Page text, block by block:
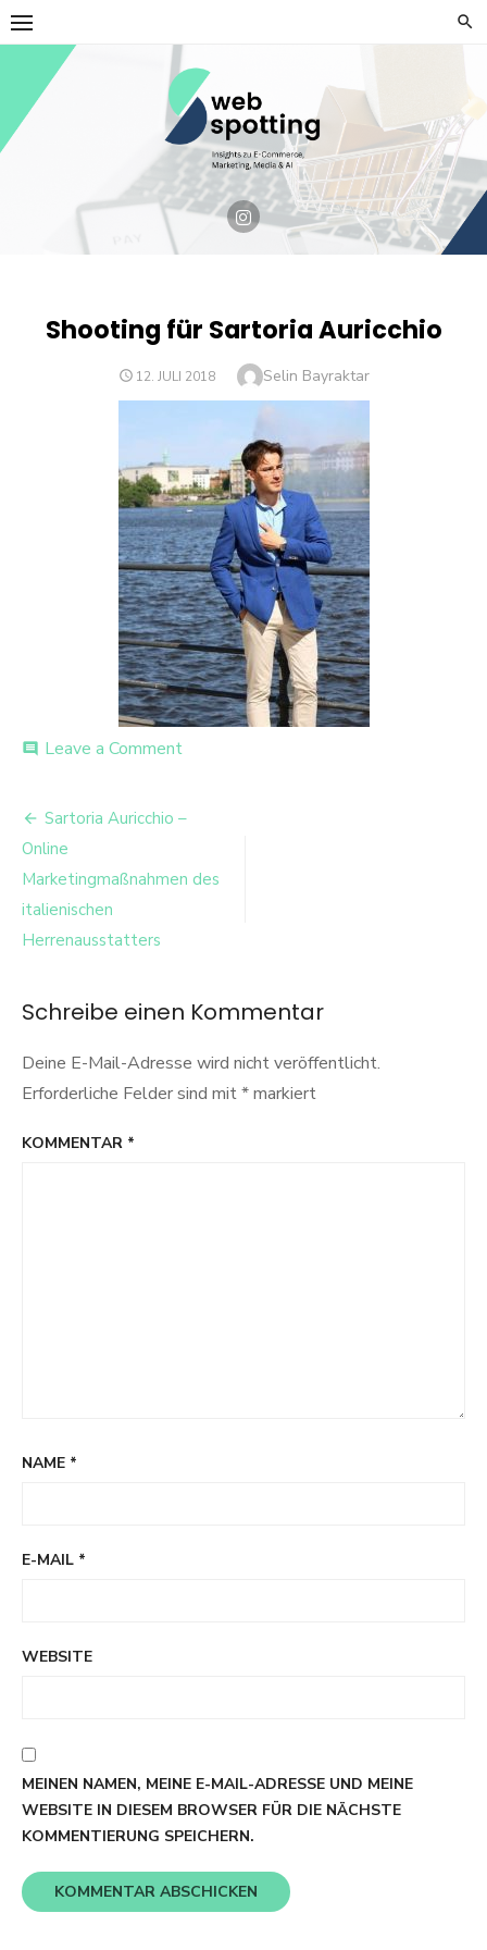
Skip
to
content
Shooting für Sartoria Auricchio
POSTED
12. JULI 2018 Author
Selin Bayraktar
comment Leave a Commenton
Sartoria
Beitrags-
Navigation
Sartoria Auricchio –
Online
Marketingmaßnahmen des
italienischen
Herrenausstatters
Schreibe einen Kommentar
Deine E-Mail-Adresse wird nicht veröffentlicht.
Erforderliche Felder sind mit*markiert
KOMMENTAR *
NAME *
E-MAIL *
WEBSITE
MEINEN NAMEN, MEINE E-MAIL-ADRESSE UND MEINE
WEBSITE IN DIESEM BROWSER FÜR DIE NÄCHSTE
KOMMENTIERUNG SPEICHERN.